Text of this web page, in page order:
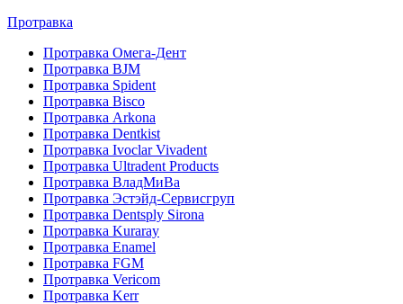
Протравка
Протравка Омега-Дент
Протравка BJM
Протравка Spident
Протравка Bisco
Протравка Arkona
Протравка Dentkist
Протравка Ivoclar Vivadent
Протравка Ultradent Products
Протравка ВладМиВа
Протравка Эстэйд-Сервисгруп
Протравка Dentsply Sirona
Протравка Kuraray
Протравка Enamel
Протравка FGM
Протравка Vericom
Протравка Kerr